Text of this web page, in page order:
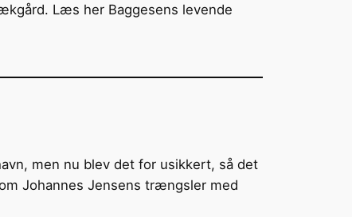
Læs her Baggesens levende
men nu blev det for usikkert, så det
Johannes Jensens trængsler med